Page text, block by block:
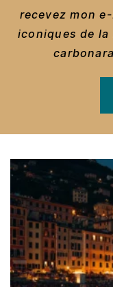
recevez mon
iconiques de la